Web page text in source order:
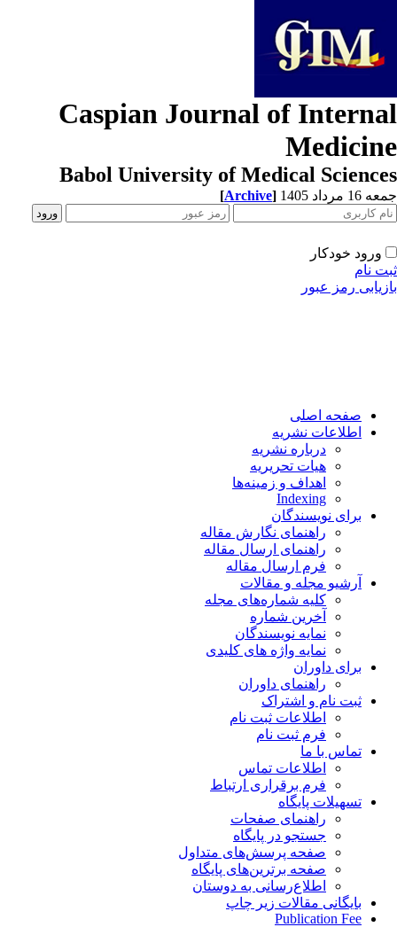
Caspian Journal of
Babol University of Medical
مرداد 1405 [Archive]
ورود خودکار
نام
رمز عبور
صفحه اصلی
اطلاعات نشریه
درباره نشریه
هیات تحریریه
اهداف و زمینه‌ها
Indexing
برای نویسندگان
راهنمای نگارش مقاله
راهنمای ارسال مقاله
فرم ارسال مقاله
آرشیو مجله و مقالات
کلیه شماره‌های مجله
آخرین شماره
نمایه نویسندگان
نمایه واژه های کلیدی
برای داوران
راهنمای داوران
ثبت نام و اشتراک
اطلاعات ثبت نام
فرم ثبت نام
تماس با ما
اطلاعات تماس
فرم برقراری ارتباط
تسهیلات پایگاه
راهنمای صفحات
جستجو در پایگاه
صفحه پرسش‌های متداول
صفحه برترین‌های پایگاه
اطلاع‌رسانی به دوستان
بایگانی مقالات زیر چاپ
Publication Fee